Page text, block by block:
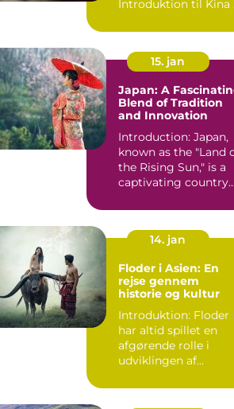
15. jan
Japan: A
Blend of Tradition
and Innovation
Introduction: Japan,
known as the "Land
the Rising Sun," is a
captivating country
14. jan
Floder i Asien: En
rejse gennem
historie og kultur
Introduktion: Floder
har altid spillet en
afgørende rolle i
udviklingen af
kulture...